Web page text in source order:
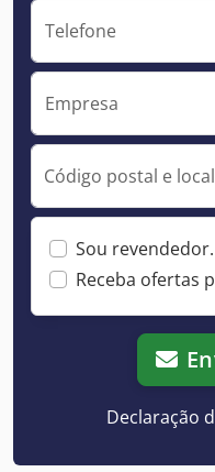
Telefone
Empresa
Código postal e
Sou revendedor.
Receba ofertas
Declaração